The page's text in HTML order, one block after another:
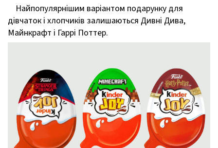
Найпопулярнішим варіантом подарунку для
дівчаток і хлопчиків залишаються Дивні Дива,
Майнкрафт і Гаррі Поттер.